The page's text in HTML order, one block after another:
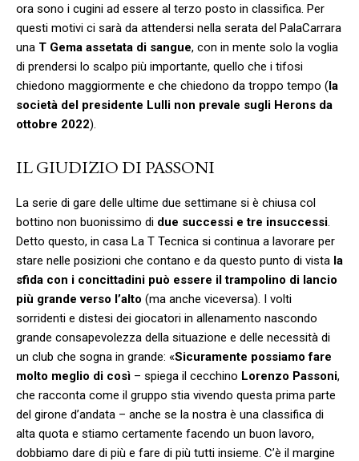
ora sono i cugini ad essere al terzo posto in classifica. Per
questi motivi ci sarà da attendersi nella serata del PalaCarrara
una T Gema assetata di sangue, con in mente solo la voglia
di prendersi lo scalpo più importante, quello che i tifosi
chiedono maggiormente e che chiedono da troppo tempo (la
società del presidente Lulli non prevale sugli Herons da
ottobre 2022).
IL GIUDIZIO DI PASSONI
La serie di gare delle ultime due settimane si è chiusa col
bottino non buonissimo di due successi e tre insuccessi.
Detto questo, in casa La T Tecnica si continua a lavorare per
stare nelle posizioni che contano e da questo punto di vista la
sfida con i concittadini può essere il trampolino di lancio
più grande verso l’alto (ma anche viceversa). I volti
sorridenti e distesi dei giocatori in allenamento nascondo
grande consapevolezza della situazione e delle necessità di
un club che sogna in grande: «Sicuramente possiamo fare
molto meglio di così – spiega il cecchino Lorenzo Passoni,
che racconta come il gruppo stia vivendo questa prima parte
del girone d’andata – anche se la nostra è una classifica di
alta quota e stiamo certamente facendo un buon lavoro,
dobbiamo dare di più e fare di più tutti insieme. C’è il margine